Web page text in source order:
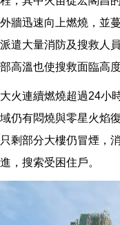
外牆迅速向上燃燒，並
派遣大量消防及搜救人
部高溫也使搜救面臨高度
大火連續燃燒超過24小
域仍有悶燒與零星火焰
只剩部分大樓仍冒煙，
進，搜索受困住戶。